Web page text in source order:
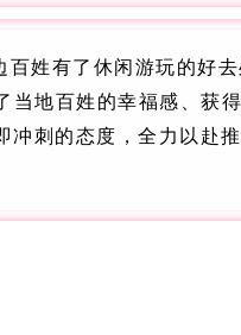
姓有了休闲游玩的好去
当地百姓的幸福感、获
冲刺的态度，全力以赴